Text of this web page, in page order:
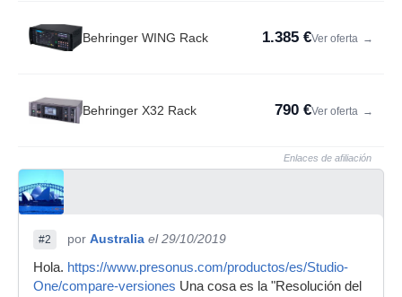
Behringer WING Rack 1.385 €Ver oferta →
Behringer X32 Rack 790 €Ver oferta →
Enlaces de afiliación
#2 por Australia el 29/10/2019
Hola. https://www.presonus.com/productos/es/Studio-
One/compare-versiones Una cosa es la "Resolución del